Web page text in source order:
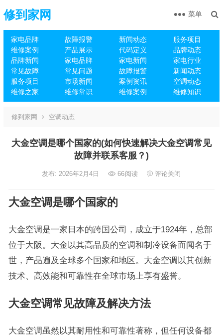
修到家网
家电品牌 故障报警 新闻动态
服务项目
维修案例
产品展示 代码定义
品牌动态
品牌新闻
家电品牌 家电新闻
家电行业
常见故障
常见问题 故障报警
新闻动态
服务项目
市场新闻 案例资讯
空调动态
维修之家
维修常识 维修案例 维修知识
菜单
修到家网 空调动态
大金空调是哪个国家的(如何快速解决大金空调常见
故障并联系客服？)
发布: 2026年2月4日 66阅读 评论关闭
大金空调是哪个国家的
大金空调是一家日本的跨国公司，成立于1924年，总部
位于大阪。大金以其高品质的空调和制冷设备而闻名于
世，产品遍及全球多个国家和地区。大金空调以其创新
技术、高效能和可靠性在全球市场上享有盛誉。
大金空调常见故障及解决方法
大金空调虽然以其耐用性和可靠性著称，但任何设备都